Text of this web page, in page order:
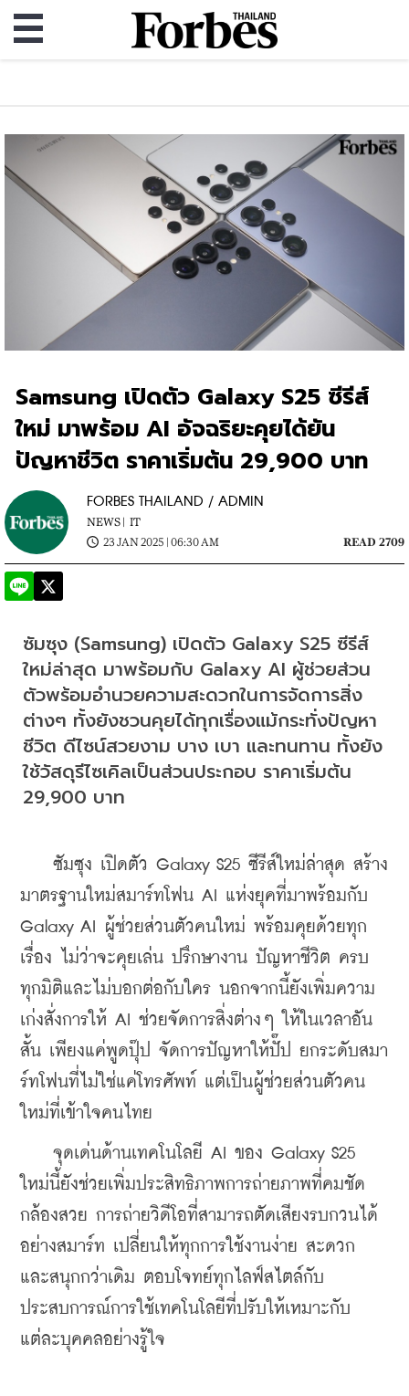
Samsung เปิดตัว Galaxy S25 ซีรีส์
ใหม่ มาพร้อม AI อัจฉริยะคุยได้ยัน
ปัญหาชีวิต ราคาเริ่มต้น 29,900 บาท
FORBES THAILAND / ADMIN
NEWS | IT
23 JAN 2025 | 06:30 AM
READ 2709
ซัมซุง (Samsung) เปิดตัว Galaxy S25 ซีรีส์
ใหม่ล่าสุด มาพร้อมกับ Galaxy AI ผู้ช่วยส่วน
ตัวพร้อมอำนวยความสะดวกในการจัดการสิ่ง
ต่างๆ ทั้งยังชวนคุยได้ทุกเรื่องแม้กระทั่งปัญหา
ชีวิต ดีไซน์สวยงาม บาง เบา และทนทาน ทั้งยัง
ใช้วัสดุรีไซเคิลเป็นส่วนประกอบ ราคาเริ่มต้น
29,900 บาท
ซัมซุง เปิดตัว Galaxy S25 ซีรีส์ใหม่ล่าสุด สร้าง
มาตรฐานใหม่สมาร์ทโฟน AI แห่งยุคที่มาพร้อมกับ
Galaxy AI ผู้ช่วยส่วนตัวคนใหม่ พร้อมคุยด้วยทุก
เรื่อง ไม่ว่าจะคุยเล่น ปรึกษางาน ปัญหาชีวิต ครบ
ทุกมิติและไม่บอกต่อกับใคร นอกจากนี้ยังเพิ่มความ
เก่งสั่งการให้ AI ช่วยจัดการสิ่งต่างๆ ให้ในเวลาอัน
สั้น เพียงแค่พูดปุ๊ป จัดการปัญหาให้ปั๊ป ยกระดับสมา
ร์ทโฟนที่ไม่ใช่แค่โทรศัพท์ แต่เป็นผู้ช่วยส่วนตัวคน
ใหม่ที่เข้าใจคนไทย
จุดเด่นด้านเทคโนโลยี AI ของ Galaxy S25
ใหม่นี้ยังช่วยเพิ่มประสิทธิภาพการถ่ายภาพที่คมชัด
กล้องสวย การถ่ายวิดีโอที่สามารถตัดเสียงรบกวนได้
อย่างสมาร์ท เปลี่ยนให้ทุกการใช้งานง่าย สะดวก
และสนุกกว่าเดิม ตอบโจทย์ทุกไลฟ์สไตล์กับ
ประสบการณ์การใช้เทคโนโลยีที่ปรับให้เหมาะกับ
แต่ละบุคคลอย่างรู้ใจ